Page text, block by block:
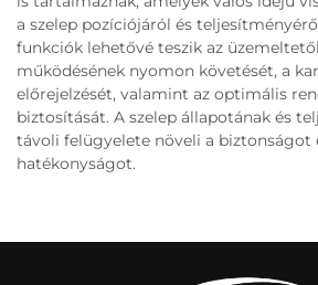
a szelep pozíciójáról és
funkciók lehetővé teszik az
működésének nyomon követését, a
előrejelzését, valamint az optimális
biztosítását. A szelep állapotának és
távoli felügyelete növeli a biztonságot
hatékonyságot.